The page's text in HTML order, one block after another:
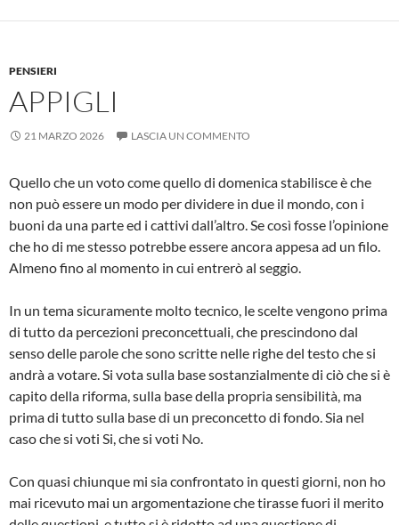
PENSIERI
APPIGLI
21 MARZO 2026 LASCIA UN COMMENTO
Quello che un voto come quello di domenica stabilisce è che
non può essere un modo per dividere in due il mondo, con i
buoni da una parte ed i cattivi dall’altro. Se così fosse l’opinione
che ho di me stesso potrebbe essere ancora appesa ad un filo.
Almeno fino al momento in cui entrerò al seggio.
In un tema sicuramente molto tecnico, le scelte vengono prima
di tutto da percezioni preconcettuali, che prescindono dal
senso delle parole che sono scritte nelle righe del testo che si
andrà a votare. Si vota sulla base sostanzialmente di ciò che si è
capito della riforma, sulla base della propria sensibilità, ma
prima di tutto sulla base di un preconcetto di fondo. Sia nel
caso che si voti Si, che si voti No.
Con quasi chiunque mi sia confrontato in questi giorni, non ho
mai ricevuto mai un argomentazione che tirasse fuori il merito